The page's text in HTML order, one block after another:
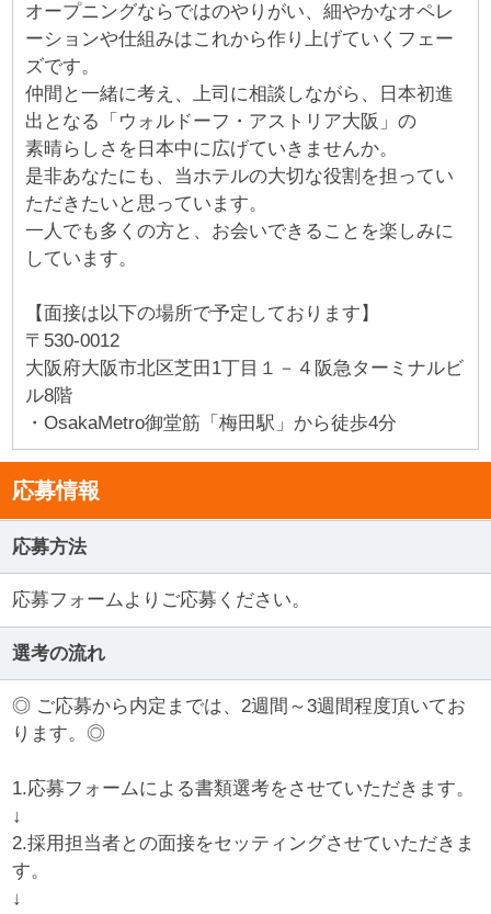
オープニングならではのやりがい、細やかなオペレ
ーションや仕組みはこれから作り上げていくフェー
ズです。
仲間と一緒に考え、上司に相談しながら、日本初進
出となる「ウォルドーフ・アストリア大阪」の
素晴らしさを日本中に広げていきませんか。
是非あなたにも、当ホテルの大切な役割を担ってい
ただきたいと思っています。
一人でも多くの方と、お会いできることを楽しみに
しています。
【面接は以下の場所で予定しております】
〒530-0012
大阪府大阪市北区芝田1丁目１－４阪急ターミナルビ
ル8階
・OsakaMetro御堂筋「梅田駅」から徒歩4分
応募情報
応募方法
応募フォームよりご応募ください。
選考の流れ
◎ ご応募から内定までは、2週間～3週間程度頂いてお
ります。◎
1.応募フォームによる書類選考をさせていただきます。
↓
2.採用担当者との面接をセッティングさせていただきま
す。
↓